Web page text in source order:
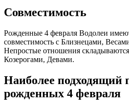
Совместимость
Рожденные 4 февраля Водолеи
совместимость с Близнецами,
Непростые отношения
Козерогами, Девами.
Наиболее подходящий
рожденных 4 февраля